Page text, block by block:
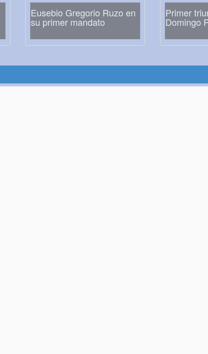
Eusebio Gregorio Ruzo en
su primer mandato
Primer
Domingo